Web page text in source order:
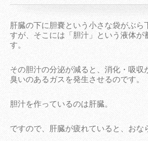
肝臓の下に胆嚢という小さな袋がぶら
すが、そこには「胆汁」という液体が
す。
その胆汁の分泌が減ると、消化・吸収
臭いのあるガスを発生させるのです。
胆汁を作っているのは肝臓。
ですので、肝臓が疲れていると、おな